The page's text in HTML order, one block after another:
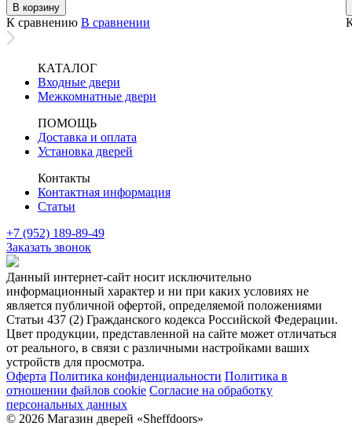
В корзину
К сравнению В сравнении
КАТАЛОГ
Входные двери
Межкомнатные двери
ПОМОЩЬ
Доставка и оплата
Установка дверей
Контакты
Контактная информация
Статьи
+7 (952) 189-89-49
Заказать звонок
Данный интернет-сайт носит исключительно
информационный характер и ни при каких условиях не
является публичной офертой, определяемой положениями
Статьи 437 (2) Гражданского кодекса Российской Федерации.
Цвет продукции, представленной на сайте может отличаться
от реального, в связи с различными настройками ваших
устройств для просмотра.
Оферта Политика конфиденциальности Политика в
отношении файлов cookie Согласие на обработку
персональных данных
© 2026 Магазин дверей «Sheffdoors»